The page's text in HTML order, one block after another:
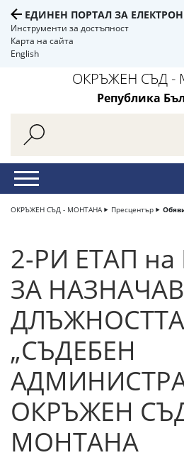
ЕДИНЕН ПОРТАЛ ЗА
Инструменти за достъпност
Карта на сайта
English
ОКРЪЖЕН СЪД -
Република
ОКРЪЖЕН СЪД - МОНТАНА Пресцентър
2-РИ ЕТАП
ЗА
ДЛЪЖНОСТТА
„СЪДЕБЕН
ОКРЪЖЕН
МОНТАНА